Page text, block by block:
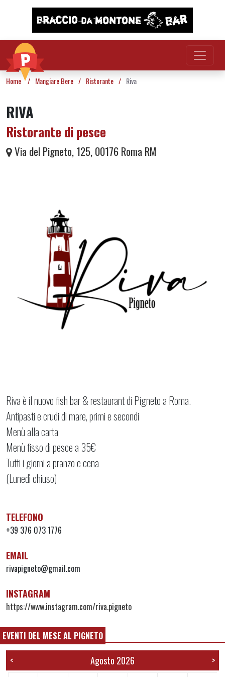
Vai al contenuto
Home / Mangiare Bere / Ristorante / Riva
RIVA
Ristorante di pesce
Via del Pigneto, 125, 00176 Roma RM
Riva è il nuovo fish bar & restaurant di Pigneto a Roma.
Antipasti e crudi di mare, primi e secondi
Menù alla carta
Menù fisso di pesce a 35€
Tutti i giorni a pranzo e cena
(Lunedì chiuso)
TELEFONO
+39 376 073 1776
EMAIL
rivapigneto@gmail.com
INSTAGRAM
https://www.instagram.com/riva.pigneto
EVENTI DEL MESE AL PIGNETO
< Agosto 2026 >